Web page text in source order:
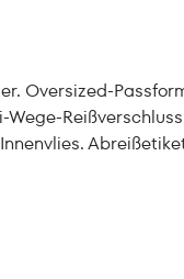
Oversized-